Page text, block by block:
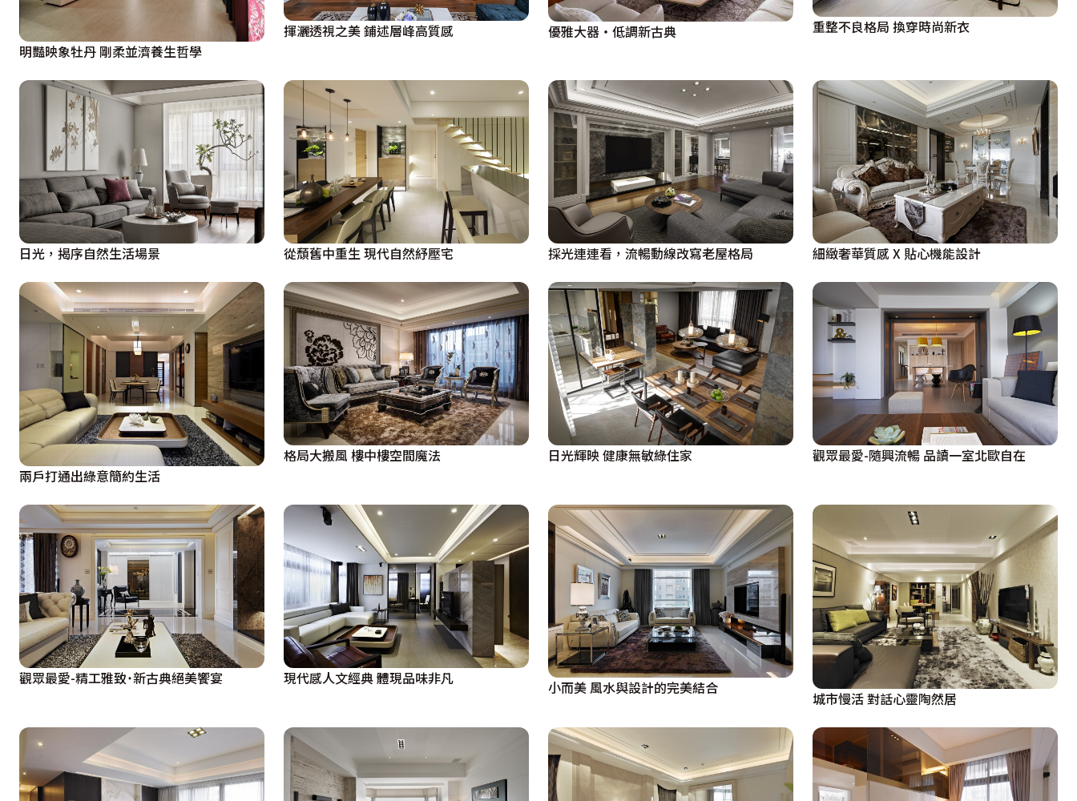
明豔映象牡丹 剛柔並濟養生哲學
揮灑透視之美 鋪述層峰高質感 優雅大器‧低調新古典 重整不良格局 換穿時尚新衣
日光，揭序自然生活場景 從頹舊中重生 現代自然紓壓宅 採光連連看，流暢動線改寫老屋格局 細緻奢華質感 X 貼心機能設計
兩戶打通出綠意簡約生活
格局大搬風 樓中樓空間魔法 日光輝映 健康無敏綠住家 觀眾最愛-隨興流暢 品讀一室北歐自在
觀眾最愛-精工雅致˙新古典絕美饗宴 現代感人文經典 體現品味非凡
小而美 風水與設計的完美結合
城市慢活 對話心靈陶然居